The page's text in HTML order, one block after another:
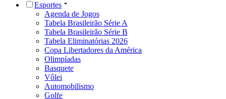
Esportes
Agenda de Jogos
Tabela Brasileirão Série A
Tabela Brasileirão Série B
Tabela Eliminatórias 2026
Copa Libertadores da América
Olimpíadas
Basquete
Vôlei
Automobilismo
Golfe